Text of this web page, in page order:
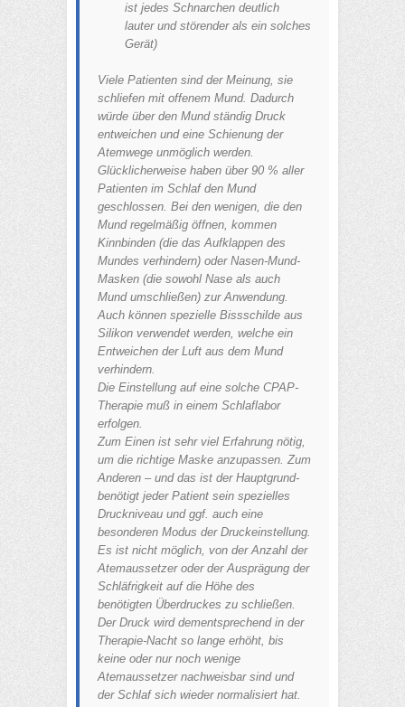
ist jedes Schnarchen deutlich
lauter und störender als ein solches
Gerät)
Viele Patienten sind der Meinung, sie
schliefen mit offenem Mund. Dadurch
würde über den Mund ständig Druck
entweichen und eine Schienung der
Atemwege unmöglich werden.
Glücklicherweise haben über 90 % aller
Patienten im Schlaf den Mund
geschlossen. Bei den wenigen, die den
Mund regelmäßig öffnen, kommen
Kinnbinden (die das Aufklappen des
Mundes verhindern) oder Nasen-Mund-
Masken (die sowohl Nase als auch
Mund umschließen) zur Anwendung.
Auch können spezielle Bissschilde aus
Silikon verwendet werden, welche ein
Entweichen der Luft aus dem Mund
verhindern.
Die Einstellung auf eine solche CPAP-
Therapie muß in einem Schlaflabor
erfolgen.
Zum Einen ist sehr viel Erfahrung nötig,
um die richtige Maske anzupassen. Zum
Anderen – und das ist der Hauptgrund-
benötigt jeder Patient sein spezielles
Druckniveau und ggf. auch eine
besonderen Modus der Druckeinstellung.
Es ist nicht möglich, von der Anzahl der
Atemaussetzer oder der Ausprägung der
Schläfrigkeit auf die Höhe des
benötigten Überdruckes zu schließen.
Der Druck wird dementsprechend in der
Therapie-Nacht so lange erhöht, bis
keine oder nur noch wenige
Atemaussetzer nachweisbar sind und
der Schlaf sich wieder normalisiert hat.